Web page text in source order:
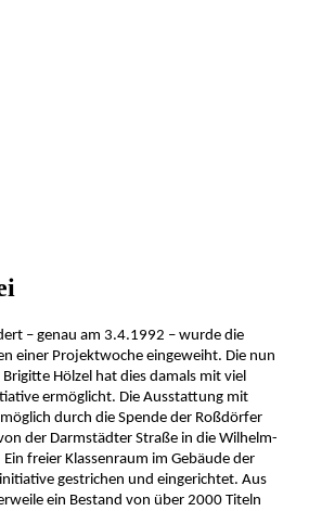
– genau am 3.4.1992 – wurde die
einer Projektwoche eingeweiht. Die nun
Hölzel hat dies damals mit viel
ermöglicht. Die Ausstattung mit
durch die Spende der Roßdörfer
der Darmstädter Straße in die Wilhelm-
Ein freier Klassenraum im Gebäude der
gestrichen und eingerichtet. Aus
ein Bestand von über 2000 Titeln